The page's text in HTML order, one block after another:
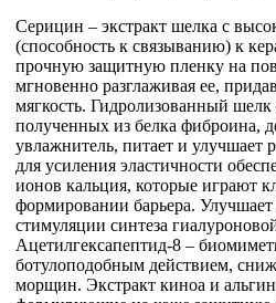
Серицин – экстракт шелка с
(способность к связыванию) к
прочную защитную пленку на
мгновенно разглаживая ее,
мягкость. Гидролизованный шелк
полученных из белка фиброина,
увлажнитель, питает и улучшает
для усиления эластичности
ионов кальция, которые играют
формировании барьера. Улучшает
стимуляции синтеза
Ацетилгексапептид-8 –
ботулоподобным действием,
морщин. Экстракт киноа и